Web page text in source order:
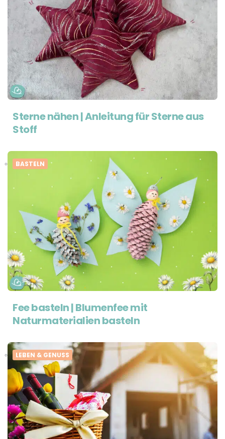
Sterne nähen | Anleitung für Sterne aus
Stoff
BASTELN
Fee basteln | Blumenfee mit
Naturmaterialien basteln
LEBEN & GENUSS